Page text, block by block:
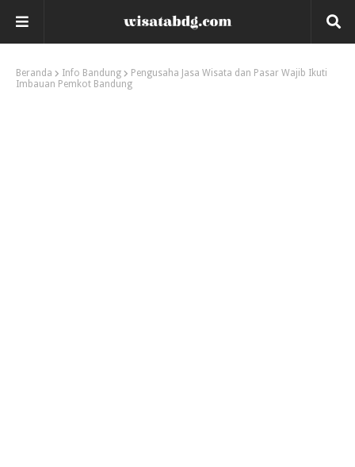
Beranda Info Bandung
Pengusaha Jasa Wisata dan Pasar Wajib Ikuti
Imbauan Pemkot Bandung